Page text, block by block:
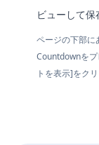
ビューして保
ページの下部
Countdownを
トを表示]をク